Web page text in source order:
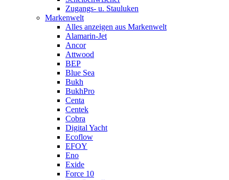
Zugangs- u. Stauluken
Markenwelt
Alles anzeigen aus Markenwelt
Alamarin-Jet
Ancor
Attwood
BEP
Blue Sea
Bukh
BukhPro
Centa
Centek
Cobra
Digital Yacht
Ecoflow
EFOY
Eno
Exide
Force 10